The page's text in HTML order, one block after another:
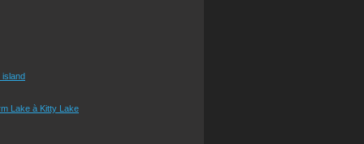
island
Lake à Kitty Lake